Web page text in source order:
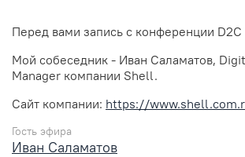
Перед вами запись с конференции D2C
Мой собеседник - Иван Саламатов,
Manager компании Shell.
Сайт компании: https://
Гость эфира
Иван Саламатов